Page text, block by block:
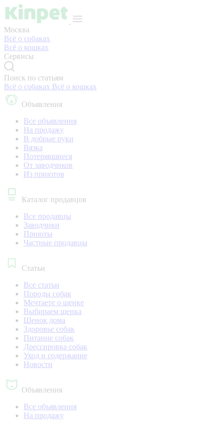
Москва
Всё о собаках
Всё о кошках
Сервисы
Поиск по статьям
Всё о собаках Всё о кошках
Объявления
Все объявления
На продажу
В добрые руки
Вязка
Потерявшиеся
От заводчиков
Из приютов
Каталог продавцов
Все продавцы
Заводчики
Приюты
Частные продавцы
Статьи
Все статьи
Породы собак
Мечтаете о щенке
Выбираем щенка
Щенок дома
Здоровье собак
Питание собак
Дрессировка собак
Уход и содержание
Новости
Объявления
Все объявления
На продажу